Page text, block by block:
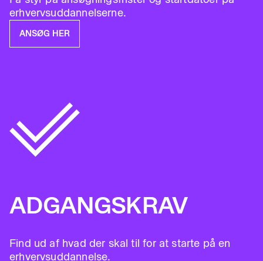
erhvervsuddannelserne.
ANSØG HER
ADGANGSKRAV
Find ud af hvad der skal til for at starte på en
erhvervsuddannelse.